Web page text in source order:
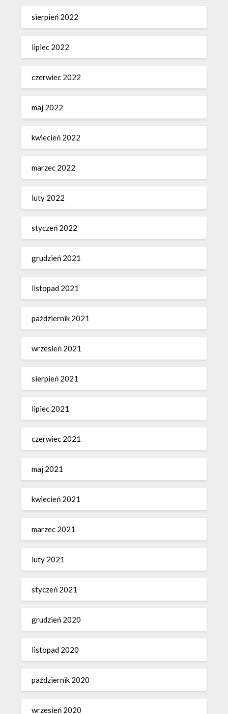
sierpień 2022
lipiec 2022
czerwiec 2022
maj 2022
kwiecień 2022
marzec 2022
luty 2022
styczeń 2022
grudzień 2021
listopad 2021
październik 2021
wrzesień 2021
sierpień 2021
lipiec 2021
czerwiec 2021
maj 2021
kwiecień 2021
marzec 2021
luty 2021
styczeń 2021
grudzień 2020
listopad 2020
październik 2020
wrzesień 2020